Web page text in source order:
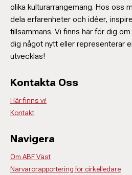
Annika Brekh
073-505-74 70
olika kulturarrangemang. Hos oss
dela erfarenheter och idéer,
tillsammans. Vi finns här för dig
dig något nytt eller representerar
utvecklas!
Kontakta Oss
Här finns vi!
Kontakt
Navigera
Om ABF Väst
Närvarorapportering för cirkelledare